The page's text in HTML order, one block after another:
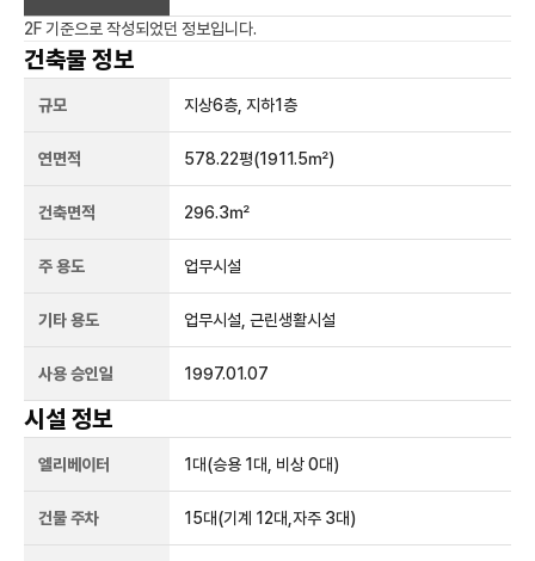
2F 기준으로 작성되었던 정보입니다.
건축물 정보
규모 지상6층, 지하1층
연면적 578.22평(1911.5㎡)
건축면적 296.3㎡
주 용도 업무시설
기타 용도 업무시설, 근린생활시설
사용 승인일 1997.01.07
시설 정보
엘리베이터 1 대(승용 1대, 비상 0대)
건물 주차 15대(기계 12대,자주 3대)